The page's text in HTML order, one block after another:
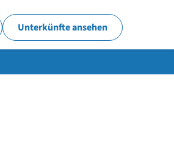
Unterkünfte ansehen